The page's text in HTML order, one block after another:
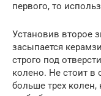
первого, то
Установив второе
засыпается
строго под
колено. Не стоит в
больше трех колен,